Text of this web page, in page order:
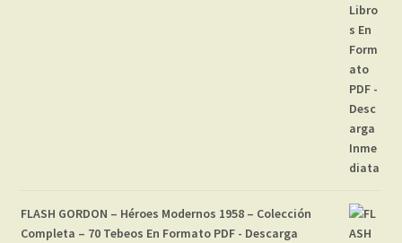
FLASH GORDON – Héroes Modernos 1958 – Colección
Completa – 70 Tebeos En Formato PDF - Descarga